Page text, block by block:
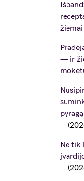
žiemai
— ir
Ne tik